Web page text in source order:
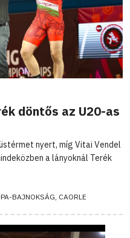
döntős az U20-as
nyert, míg Vitai Vendel
a lányoknál Terék
BAJNOKSÁG, CAORLE